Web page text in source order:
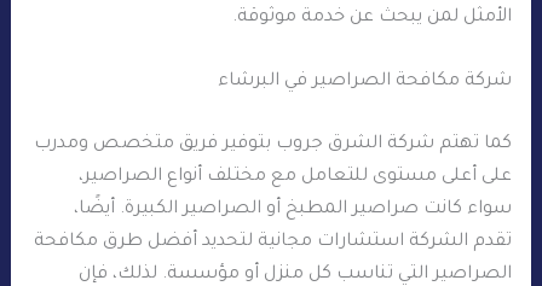
الأمثل لمن يبحث عن خدمة موثوقة.
شركة مكافحة الصراصير في البرشاء
كما تهتم شركة الشرق جروب بتوفير فريق متخصص ومدرب
على أعلى مستوى للتعامل مع مختلف أنواع الصراصير،
سواء كانت صراصير المطبخ أو الصراصير الكبيرة. أيضًا،
تقدم الشركة استشارات مجانية لتحديد أفضل طرق مكافحة
الصراصير التي تناسب كل منزل أو مؤسسة. لذلك، فإن